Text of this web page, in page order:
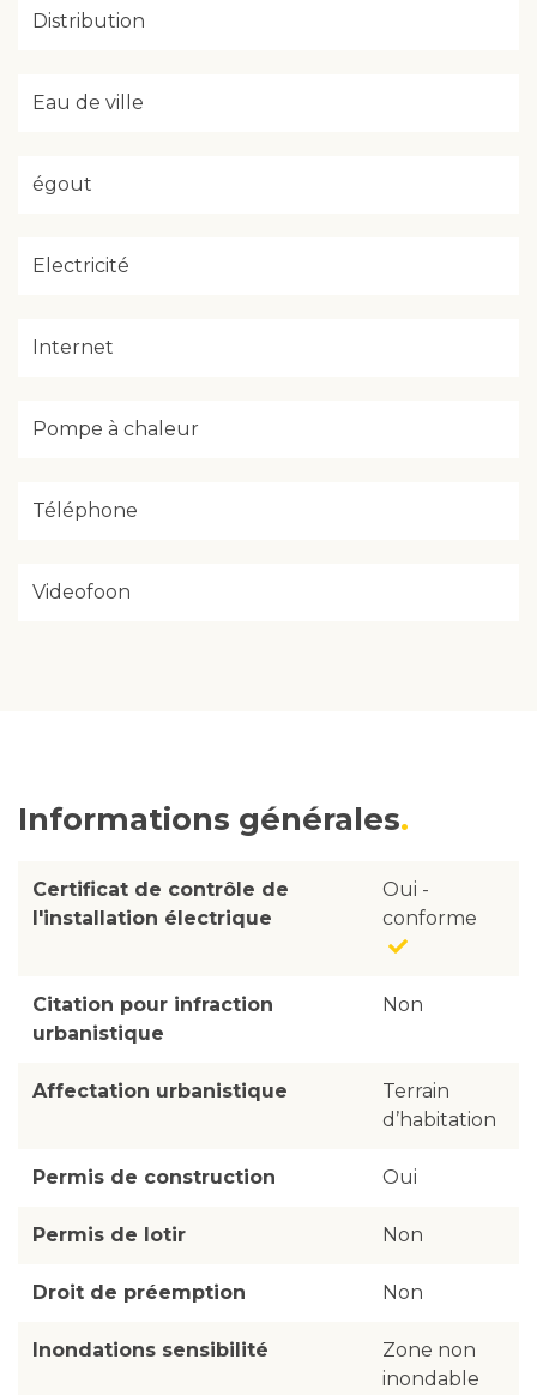
Distribution
Eau de ville
égout
Electricité
Internet
Pompe à chaleur
Téléphone
Videofoon
Informations générales
Certificat de contrôle de
l'installation électrique
Oui -
conforme
Citation pour infraction
urbanistique
Non
Affectation urbanistique
Terrain
d’habitation
Permis de construction Oui
Permis de lotir Non
Droit de préemption Non
Inondations sensibilité
Zone non
inondable